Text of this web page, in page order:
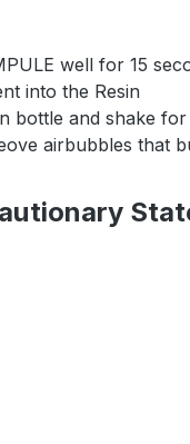
well for 15
into the Resin
bottle and shake
airbubbles that